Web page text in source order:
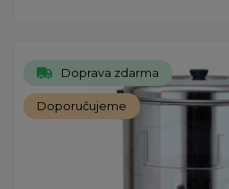
Doprava zdarma
Doporučujeme